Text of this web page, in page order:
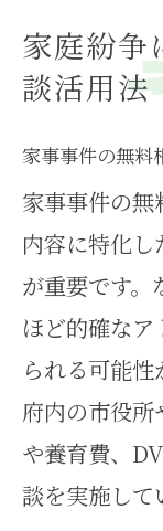
家事
イント
家庭
件サ
家事
実例
家事事件
ら
家事
の方法
家庭
家庭紛争
談活用法
家事事件の無料
家事事件の
内容に特化
が重要です。
ほど的確な
られる可能
府内の市役
や養育費、
談を実施して